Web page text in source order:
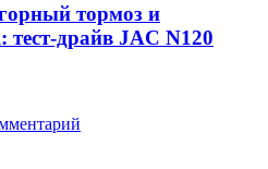
тормоз и
драйв JAC N120